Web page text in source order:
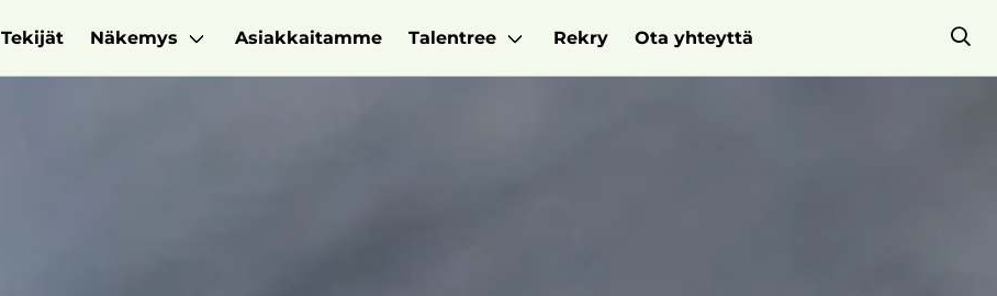
Tekijät Näkemys Asiakkaitamme Talentree Rekry Ota yhteyttä